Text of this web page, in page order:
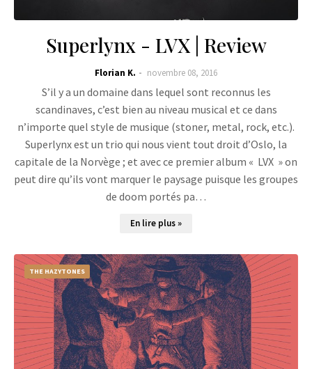
Superlynx - LVX | Review
Florian K. novembre 08, 2016
S’il y a un domaine dans lequel sont reconnus les
scandinaves, c’est bien au niveau musical et ce dans
n’importe quel style de musique (stoner, metal, rock, etc.).
Superlynx est un trio qui nous vient tout droit d’Oslo, la
capitale de la Norvège ; et avec ce premier album « LVX » on
peut dire qu’ils vont marquer le paysage puisque les groupes
de doom portés pa…
En lire plus »
THE HAZYTONES